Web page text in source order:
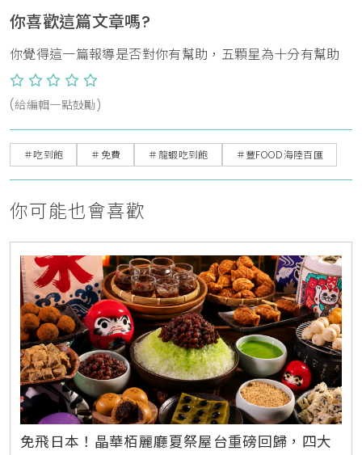
你喜歡這篇文章嗎?
你覺得這一篇報導是否對你有幫助，五顆星為十分有幫助
(給編輯一點鼓勵)
＃吃到飽 ＃免費 ＃龍蝦吃到飽 ＃豐FOOD海陸百匯
你可能也會喜歡
免飛日本！晶華栢麗廳夏祭屋台重磅回歸，四大